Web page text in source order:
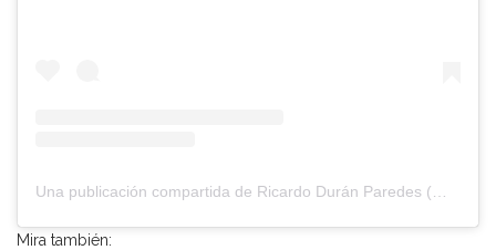
Mira también: